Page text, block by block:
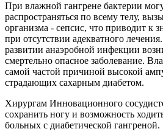
При влажной гангрене бактерии
распространяться по всему телу,
организма - сепсис, что приводит к
при отсутствии адекватного
развитии анаэробной инфекции
смертельно опасное заболевание.
самой частой причиной высокой
страдающих сахарным диабетом.
Хирургам Инновационного
сохранить ногу и возможность
больных с диабетической гангреной.